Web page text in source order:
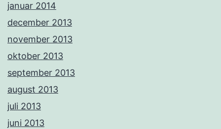
januar 2014
december 2013
november 2013
oktober 2013
september 2013
august 2013
juli 2013
juni 2013